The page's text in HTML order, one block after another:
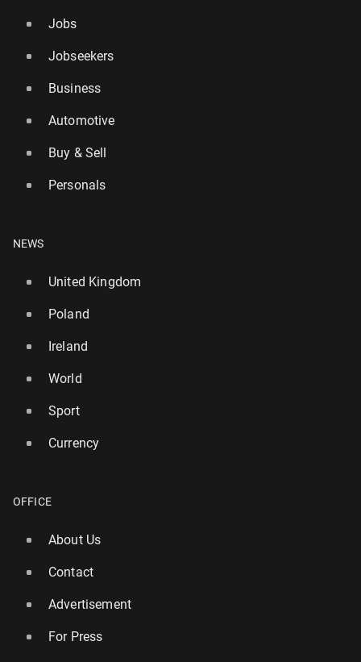
Jobs
Jobseekers
Business
Automotive
Buy & Sell
Personals
NEWS
United Kingdom
Poland
Ireland
World
Sport
Currency
OFFICE
About Us
Contact
Advertisement
For Press